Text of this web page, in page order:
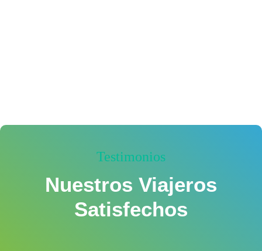
Testimonios
Nuestros Viajeros
Satisfechos